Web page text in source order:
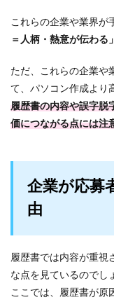
これらの企業や業界が
＝人柄・熱意が伝わる」
ただ、これらの企業や
て、パソコン作成より
履歴書の内容や誤字脱
価につながる点には注
企業が応募
由
履歴書では内容が重視
な点を見ているのでし
ここでは、履歴書が原